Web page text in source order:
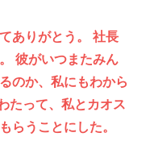
ありがとう。 社長
彼がいつまたみん
のか、私にもわから
たって、私とカオス
らうことにした。